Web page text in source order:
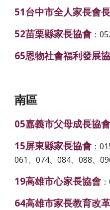
51台中市全人家長會
52苗栗縣家長協會 ：
65恩物社會福利發展
南區
05嘉義市父母成長協會
15屏東縣家長協會 ：
061、074、084、088、
19高雄市心家長協會
64高雄市家長教育改